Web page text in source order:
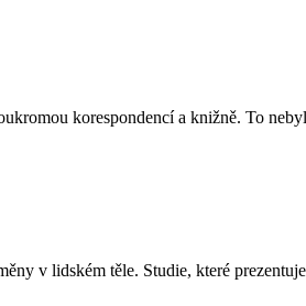
korespondencí a knižně. To
v lidském těle. Studie, které